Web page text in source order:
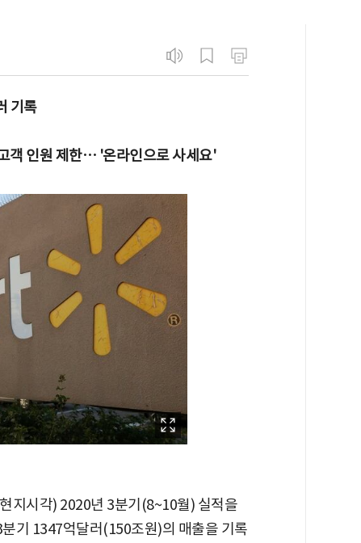
기록
객 인원 제한… '온라인으로 사세요'
지시각) 2020년 3분기(8~10월) 실적을
기 1347억달러(150조원)의 매출을 기록